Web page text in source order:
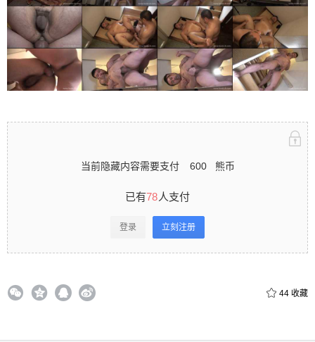
当前隐藏内容需要支付 600 熊币
已有78人支付
登录 立刻注册
44 收藏
扫描二维码继续阅读